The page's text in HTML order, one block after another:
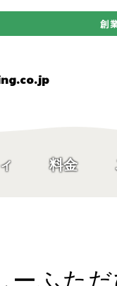
創
料金
ふただ